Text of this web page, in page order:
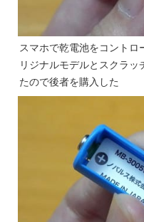
スマホで乾電池をコント
リジナルモデルとスクラ
たので後者を購入した